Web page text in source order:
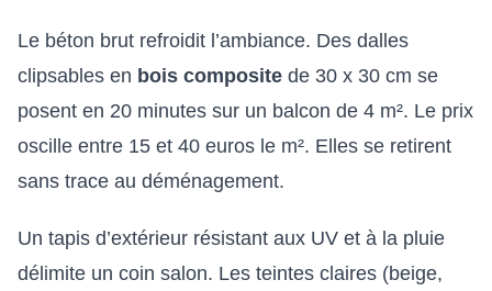
Le béton brut refroidit l’ambiance. Des dalles
clipsables en bois composite de 30 x 30 cm se
posent en 20 minutes sur un balcon de 4 m². Le prix
oscille entre 15 et 40 euros le m². Elles se retirent
sans trace au déménagement.
Un tapis d’extérieur résistant aux UV et à la pluie
délimite un coin salon. Les teintes claires (beige,